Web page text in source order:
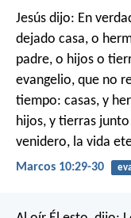
Jesús dijo: En
dejado casa, o
padre, o hijos o
evangelio, que no
tiempo: casas, y
hijos, y tierras
venidero, la vida
Marcos 10:29-30